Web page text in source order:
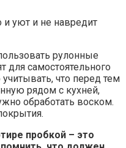
и уют и не навредит
рулонные
для самостоятельного
что перед тем
рядом с кухней,
обработать воском.
пробкой – это